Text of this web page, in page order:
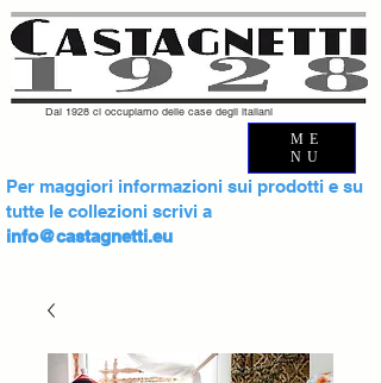
Dal 1928 ci occupiamo delle case degli italiani
Per maggiori informazioni sui prodotti e su
tutte le collezioni scrivi a
info@castagnetti.eu
ME
NU